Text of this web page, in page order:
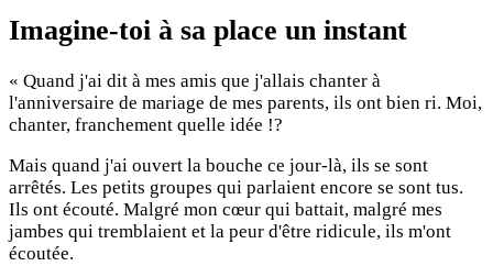
Imagine-toi à sa place un instant
« Quand j'ai dit à mes amis que j'allais chanter à
l'anniversaire de mariage de mes parents, ils ont bien ri. Moi,
chanter, franchement quelle idée !?
Mais quand j'ai ouvert la bouche ce jour-là, ils se sont
arrêtés. Les petits groupes qui parlaient encore se sont tus.
Ils ont écouté. Malgré mon cœur qui battait, malgré mes
jambes qui tremblaient et la peur d'être ridicule, ils m'ont
écoutée.